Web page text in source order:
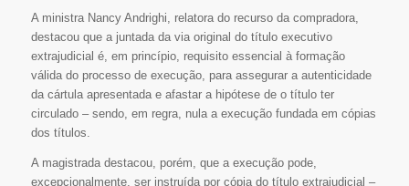
A ministra Nancy Andrighi, relatora do recurso da compradora,
destacou que a juntada da via original do título executivo
extrajudicial é, em princípio, requisito essencial à formação
válida do processo de execução, para assegurar a autenticidade
da cártula apresentada e afastar a hipótese de o título ter
circulado – sendo, em regra, nula a execução fundada em cópias
dos títulos.
A magistrada destacou, porém, que a execução pode,
excepcionalmente, ser instruída por cópia do título extrajudicial –